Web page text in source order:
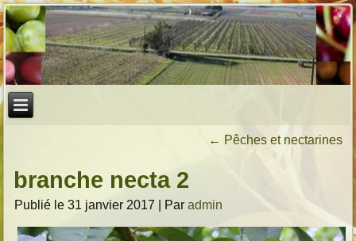
← Pêches et nectarines
branche necta 2
Publié le 31 janvier 2017 Par admin